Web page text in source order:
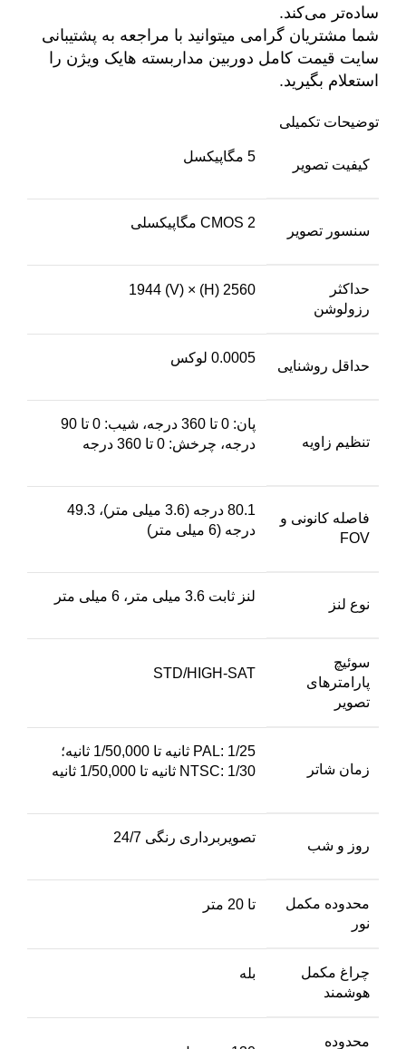
ساده‌تر می‌کند.
شما مشتریان گرامی میتوانید با مراجعه به پشتیبانی
سایت قیمت کامل دوربین مداربسته هایک ویژن را
استعلام بگیرید.
توضیحات تکمیلی
کیفیت تصویر
5 مگاپیکسل
سنسور تصویر
CMOS 2 مگاپیکسلی
حداکثر
رزولوشن
2560 (H) × 1944 (V)
حداقل روشنایی
0.0005 لوکس
تنظیم زاویه
پان: 0 تا 360 درجه، شیب: 0 تا 90
درجه، چرخش: 0 تا 360 درجه
فاصله کانونی و
FOV
80.1 درجه (3.6 میلی متر)، 49.3
درجه (6 میلی متر)
نوع لنز
لنز ثابت 3.6 میلی متر، 6 میلی متر
سوئیچ
پارامترهای
تصویر
STD/HIGH-SAT
زمان شاتر
PAL: 1/25 ثانیه تا 1/50,000 ثانیه؛
NTSC: 1/30 ثانیه تا 1/50,000 ثانیه
روز و شب
تصویربرداری رنگی 24/7
محدوده مکمل
نور
تا 20 متر
چراغ مکمل
هوشمند
بله
محدوده